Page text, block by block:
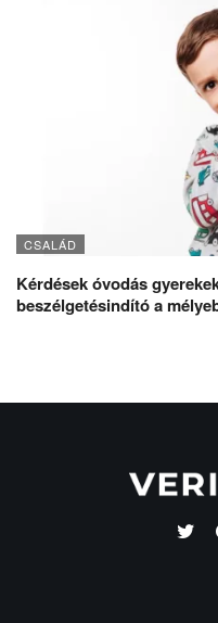
CSALÁD
Kérdések óvodás
beszélgetésindító a